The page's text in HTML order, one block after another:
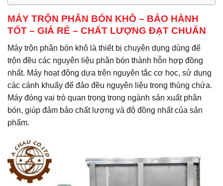
MÁY TRỘN PHÂN BÓN KHÔ – BẢO HÀNH
TỐT – GIÁ RẺ – CHẤT LƯỢNG ĐẠT CHUẨN
Máy trộn phân bón khô là thiết bị chuyên dụng dùng để
trộn đều các nguyên liệu phân bón thành hỗn hợp đồng
nhất. Máy hoạt động dựa trên nguyên tắc cơ học, sử dụng
các cánh khuấy để đảo đều nguyên liệu trong thùng chứa.
Máy đóng vai trò quan trọng trong ngành sản xuất phân
bón, giúp đảm bảo chất lượng và độ đồng nhất của sản
phẩm.